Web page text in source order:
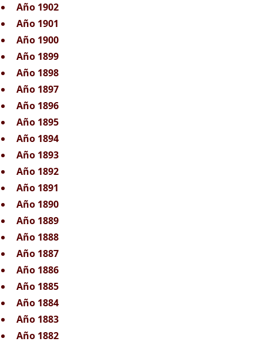
Año 1902
Año 1901
Año 1900
Año 1899
Año 1898
Año 1897
Año 1896
Año 1895
Año 1894
Año 1893
Año 1892
Año 1891
Año 1890
Año 1889
Año 1888
Año 1887
Año 1886
Año 1885
Año 1884
Año 1883
Año 1882